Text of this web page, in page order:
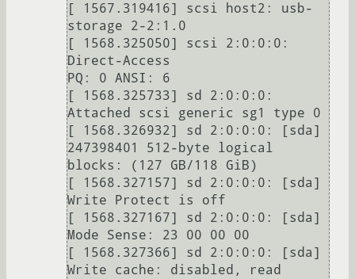
[ 1567.319416] scsi host2: usb-
storage 2-2:1.0
[ 1568.325050] scsi 2:0:0:0:
Direct-Access
PQ: 0 ANSI: 6
[ 1568.325733] sd 2:0:0:0:
Attached scsi generic sg1 type 0
[ 1568.326932] sd 2:0:0:0: [sda]
247398401 512-byte logical
blocks: (127 GB/118 GiB)
[ 1568.327157] sd 2:0:0:0: [sda]
Write Protect is off
[ 1568.327167] sd 2:0:0:0: [sda]
Mode Sense: 23 00 00 00
[ 1568.327366] sd 2:0:0:0: [sda]
Write cache: disabled, read